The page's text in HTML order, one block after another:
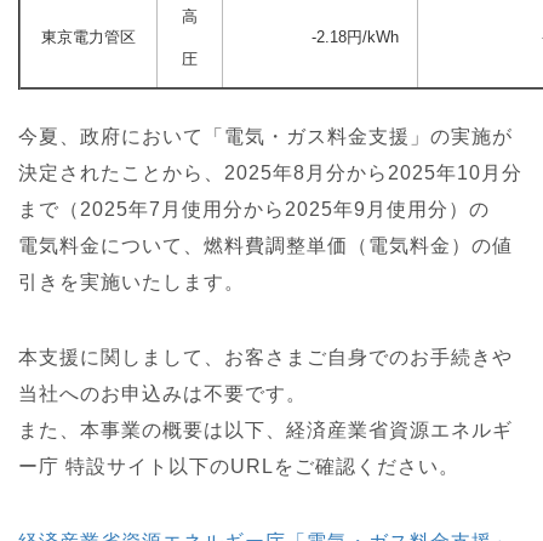
東京電力管区
高
圧
-2.18円/kWh
今夏、政府において「電気・ガス料金支援」の実施が
決定されたことから、2025年8月分から2025年10月分
まで（2025年7月使用分から2025年9月使用分）の
電気料金について、燃料費調整単価（電気料金）の値
引きを実施いたします。
本支援に関しまして、お客さまご自身でのお手続きや
当社へのお申込みは不要です。
また、本事業の概要は以下、経済産業省資源エネルギ
ー庁 特設サイト以下のURLをご確認ください。